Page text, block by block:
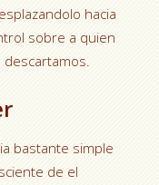
hacia
sobre a quien
bastante simple
de el